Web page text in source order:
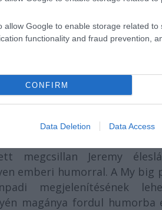
allow Google to enable storage related to
functionality and fraud prevention,
CONFIRM
Data Deletion Data Access
akik kimagaslóan
készített Gaps Lapse and
re - jellemző, hogy
kommunikáció a
modern formát szült,
össze. A ma
James bármely alkotása.
Jeremy James alkotói
megcsillan Jeremy
emberi humorral. A My big
megjelenítésének
magánya fordul humorba